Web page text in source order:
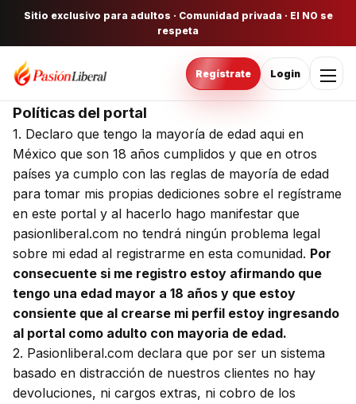
Sitio exclusivo para adultos · Comunidad privada · El NO se
respeta
Regístrate Login
Políticas del portal
1. Declaro que tengo la mayoría de edad aqui en
México que son 18 años cumplidos y que en otros
países ya cumplo con las reglas de mayoría de edad
para tomar mis propias dediciones sobre el regístrame
en este portal y al hacerlo hago manifestar que
pasionliberal.com no tendrá ningún problema legal
sobre mi edad al registrarme en esta comunidad. Por
consecuente si me registro estoy afirmando que
tengo una edad mayor a 18 años y que estoy
consiente que al crearse mi perfil estoy ingresando
al portal como adulto con mayoria de edad.
2. Pasionliberal.com declara que por ser un sistema
basado en distracción de nuestros clientes no hay
devoluciones, ni cargos extras, ni cobro de los